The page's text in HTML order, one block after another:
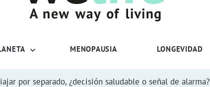
MENOPAUSIA LONGEVIDAD
por separado, ¿decisión saludable o señal de alarma?